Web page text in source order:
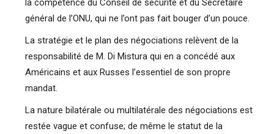
la compétence du Conseil de sécurité et du Secrétaire
général de l’ONU, qui ne l’ont pas fait bouger d’un pouce.
La stratégie et le plan des négociations relèvent de la
responsabilité de M. Di Mistura qui en a concédé aux
Américains et aux Russes l’essentiel de son propre
mandat.
La nature bilatérale ou multilatérale des négociations est
restée vague et confuse; de même le statut de la